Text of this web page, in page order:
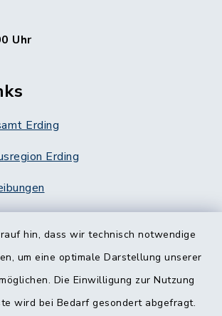
hin, dass wir technisch notwendige
um eine optimale Darstellung unserer
Die Einwilligung zur Nutzung
wird bei Bedarf gesondert abgefragt.
Uhr
Erding
Erding